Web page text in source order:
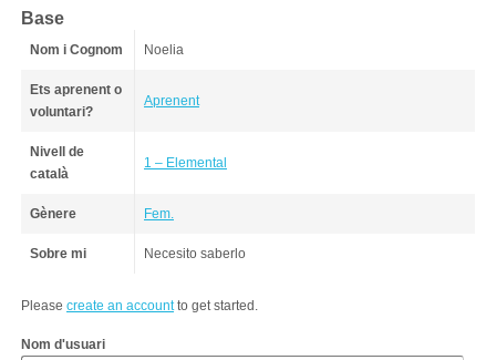
Base
Nom i Cognom Noelia
Ets aprenent o
voluntari?
Aprenent
Nivell de
català
1 – Elemental
Gènere Fem.
Sobre mi Necesito saberlo
Please create an accountto get started.
Nom d'usuari